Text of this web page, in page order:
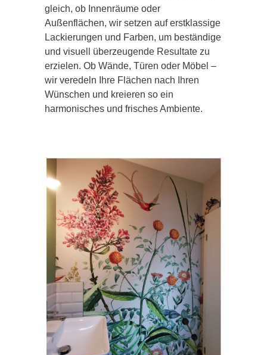
gleich, ob Innenräume oder
Außenflächen, wir setzen auf erstklassige
Lackierungen und Farben, um beständige
und visuell überzeugende Resultate zu
erzielen. Ob Wände, Türen oder Möbel –
wir veredeln Ihre Flächen nach Ihren
Wünschen und kreieren so ein
harmonisches und frisches Ambiente.